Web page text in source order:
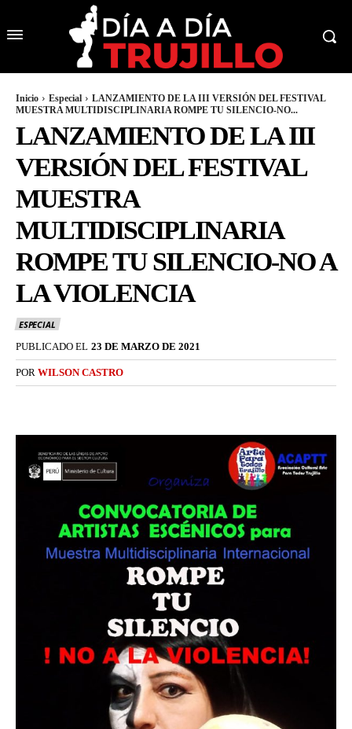
Inicio Especial
LANZAMIENTO DE LA III VERSIÓN DEL FESTIVAL
MUESTRA MULTIDISCIPLINARIA ROMPE TU SILENCIO-NO...
LANZAMIENTO DE LA III
VERSIÓN DEL FESTIVAL
MUESTRA
MULTIDISCIPLINARIA
ROMPE TU SILENCIO-NO A
LA VIOLENCIA
ESPECIAL
PUBLICADO EL 23 DE MARZO DE 2021
POR WILSON CASTRO